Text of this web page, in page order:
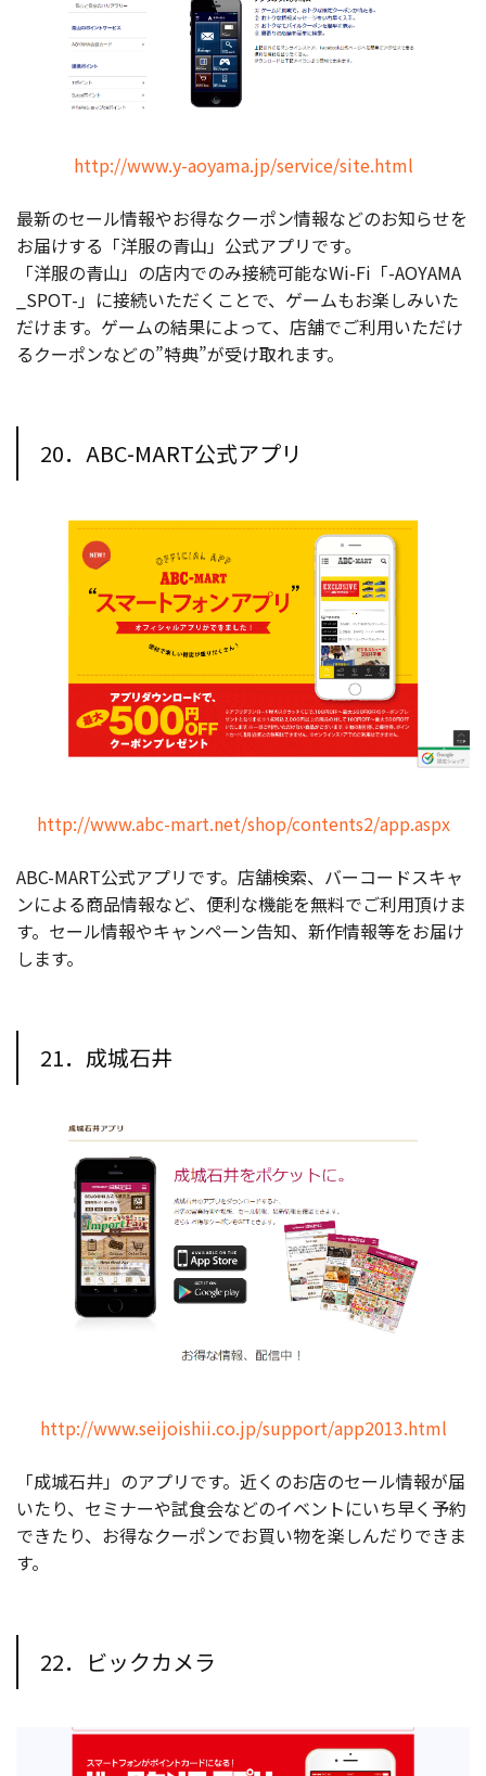
http://www.y-aoyama.jp/service/site.html
最新のセール情報やお得なクーポン情報などのお知らせを
お届けする「洋服の青山」公式アプリです。
「洋服の青山」の店内でのみ接続可能なWi-Fi「-AOYAMA
_SPOT-」に接続いただくことで、ゲームもお楽しみいた
だけます。ゲームの結果によって、店舗でご利用いただけ
るクーポンなどの”特典”が受け取れます。
20．ABC-MART公式アプリ
http://www.abc-mart.net/shop/contents2/app.aspx
ABC-MART公式アプリです。店舗検索、バーコードスキャ
ンによる商品情報など、便利な機能を無料でご利用頂けま
す。セール情報やキャンペーン告知、新作情報等をお届け
します。
21．成城石井
http://www.seijoishii.co.jp/support/app2013.html
「成城石井」のアプリです。近くのお店のセール情報が届
いたり、セミナーや試食会などのイベントにいち早く予約
できたり、お得なクーポンでお買い物を楽しんだりできま
す。
22．ビックカメラ